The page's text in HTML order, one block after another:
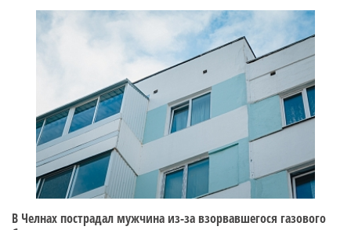
В Челнах пострадал мужчина из-за взорвавшегося газового